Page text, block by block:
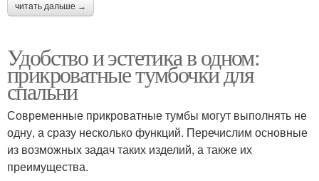
читать дальше →
Удобство и эстетика в одном:
прикроватные тумбочки для
спальни
Современные прикроватные тумбы могут выполнять не
одну, а сразу несколько функций. Перечислим основные
из возможных задач таких изделий, а также их
преимущества.